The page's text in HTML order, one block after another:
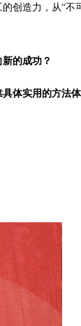
创造力，从“不
的成功？
体实用的方法